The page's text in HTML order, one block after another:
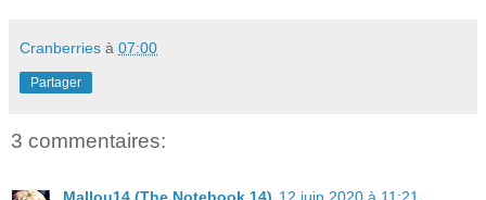
Cranberries à 07:00
Partager
3 commentaires: